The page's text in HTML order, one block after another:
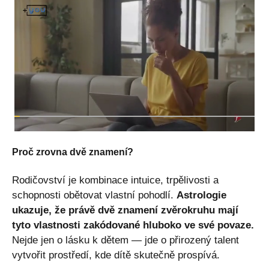
Proč zrovna dvě znamení?
Rodičovství je kombinace intuice, trpělivosti a
schopnosti obětovat vlastní pohodlí. Astrologie
ukazuje, že právě dvě znamení zvěrokruhu mají
tyto vlastnosti zakódované hluboko ve své povaze.
Nejde jen o lásku k dětem — jde o přirozený talent
vytvořit prostředí, kde dítě skutečně prospívá.